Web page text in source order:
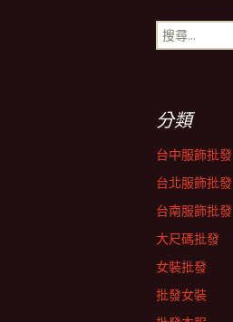
搜
尋
分類
台中服飾批發
台北服飾批發
台南服飾批發
大尺碼批發
女裝批發
批發女裝